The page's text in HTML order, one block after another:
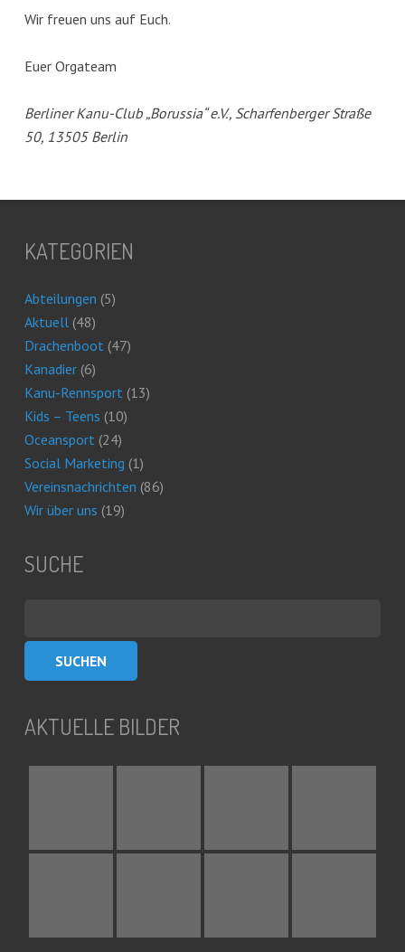
Wir freuen uns auf Euch.
Euer Orgateam
Berliner Kanu-Club „Borussia“ e.V., Scharfenberger Straße
50, 13505 Berlin
KATEGORIEN
Abteilungen (5)
Aktuell(48)
Drachenboot(47)
Kanadier(6)
Kanu-Rennsport(13)
Kids – Teens (10)
Oceansport(24)
Social Marketing (1)
Vereinsnachrichten (86)
Wir über uns (19)
SUCHE
AKTUELLE BILDER